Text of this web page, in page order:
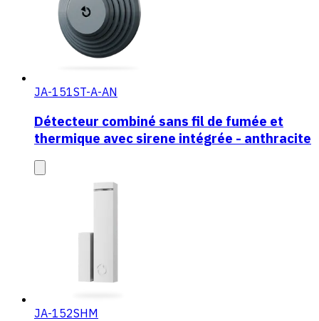
JA-151ST-A-AN
Détecteur combiné sans fil de fumée et
thermique avec sirene intégrée - anthracite
JA-152SHM